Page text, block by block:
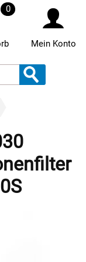
0
Mein Konto